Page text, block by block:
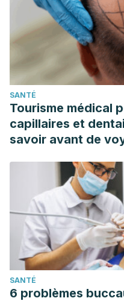
SANTÉ
Tourisme médical
capillaires et
savoir avant de
SANTÉ
6 problèmes